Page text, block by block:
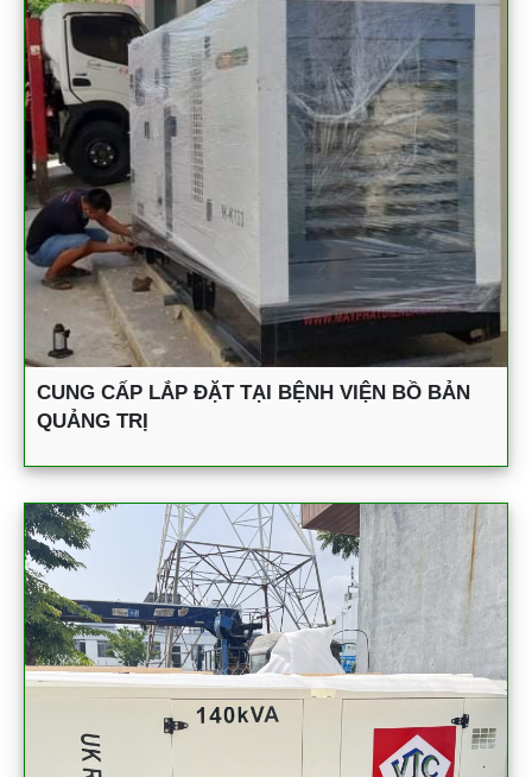
CUNG CẤP LẮP ĐẶT TẠI BỆNH VIỆN BỒ BẢN
QUẢNG TRỊ